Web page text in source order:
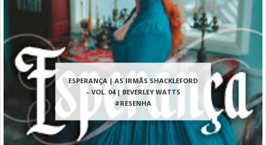
ESPERANÇA | AS IRMÃS SHACKLEFORD
– VOL. 04 | BEVERLEY WATTS
#RESENHA